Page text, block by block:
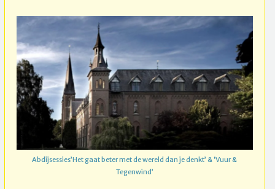
Abdijsessies’Het gaat beter met de wereld dan je denkt’ & ‘Vuur &
Tegenwind’